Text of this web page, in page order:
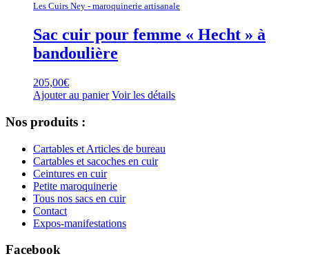
Les Cuirs Ney - maroquinerie artisanale
Sac cuir pour femme « Hecht » à
bandoulière
205,00€
Ajouter au panier Voir les détails
Nos produits :
Cartables et Articles de bureau
Cartables et sacoches en cuir
Ceintures en cuir
Petite maroquinerie
Tous nos sacs en cuir
Contact
Expos-manifestations
Facebook